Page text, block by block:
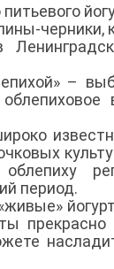
черники,
–
период.